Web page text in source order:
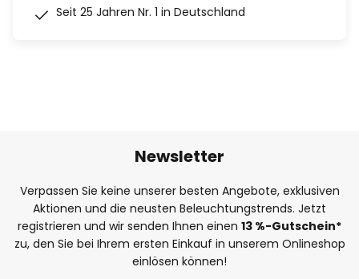
Seit 25 Jahren Nr. 1 in Deutschland
Newsletter
Verpassen Sie keine unserer besten Angebote, exklusiven
Aktionen und die neusten Beleuchtungstrends. Jetzt
registrieren und wir senden Ihnen einen 13 %-Gutschein*
zu, den Sie bei Ihrem ersten Einkauf in unserem Onlineshop
einlösen können!